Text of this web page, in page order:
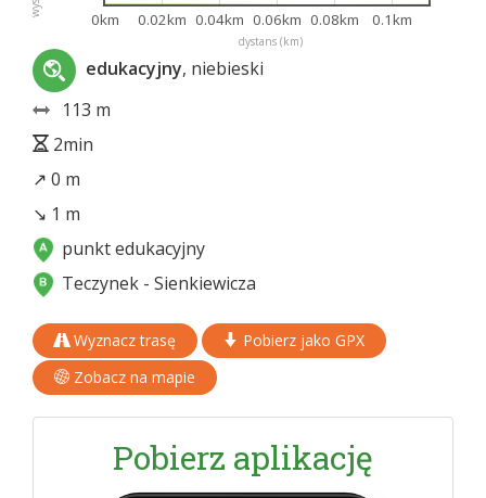
dystans (km)
0km 0.02km 0.04km 0.06km 0.08km 0.1km
edukacyjny, niebieski
113 m
2min
↗ 0 m
↘ 1 m
punkt edukacyjny
Teczynek - Sienkiewicza
Wyznacz trasę
Pobierz jako GPX
Zobacz na mapie
Pobierz aplikację